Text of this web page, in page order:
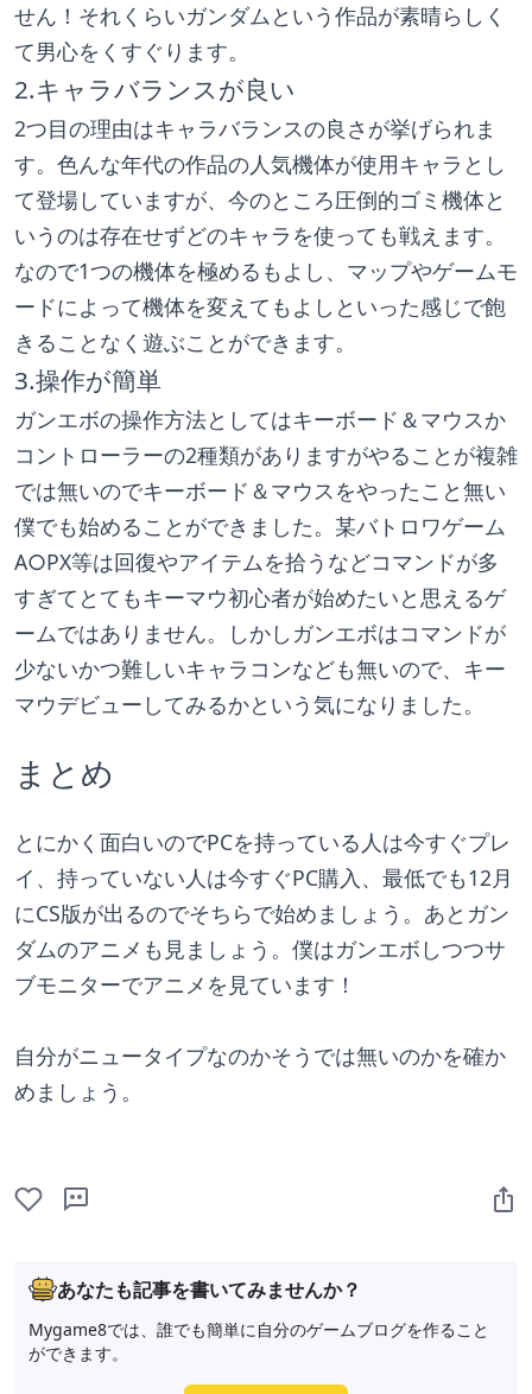
せん！それくらいガンダムという作品が素晴らしく
て男心をくすぐります。
2.キャラバランスが良い
2つ目の理由はキャラバランスの良さが挙げられま
す。色んな年代の作品の人気機体が使用キャラとし
て登場していますが、今のところ圧倒的ゴミ機体と
いうのは存在せずどのキャラを使っても戦えます。
なので1つの機体を極めるもよし、マップやゲームモ
ードによって機体を変えてもよしといった感じで飽
きることなく遊ぶことができます。
3.操作が簡単
ガンエボの操作方法としてはキーボード＆マウスか
コントローラーの2種類がありますがやることが複雑
では無いのでキーボード＆マウスをやったこと無い
僕でも始めることができました。某バトロワゲーム
A○PX等は回復やアイテムを拾うなどコマンドが多
すぎてとてもキーマウ初心者が始めたいと思えるゲ
ームではありません。しかしガンエボはコマンドが
少ないかつ難しいキャラコンなども無いので、キー
マウデビューしてみるかという気になりました。
まとめ
とにかく面白いのでPCを持っている人は今すぐプレ
イ、持っていない人は今すぐPC購入、最低でも12月
にCS版が出るのでそちらで始めましょう。あとガン
ダムのアニメも見ましょう。僕はガンエボしつつサ
ブモニターでアニメを見ています！
自分がニュータイプなのかそうでは無いのかを確か
めましょう。
あなたも記事を書いてみませんか？
Mygame8では、誰でも簡単に自分のゲームブログを作ること
ができます。